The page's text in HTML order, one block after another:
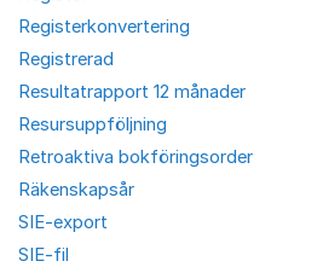
Registerkonvertering
Registrerad
Resultatrapport 12 månader
Resursuppföljning
Retroaktiva bokföringsorder
Räkenskapsår
SIE-export
SIE-fil